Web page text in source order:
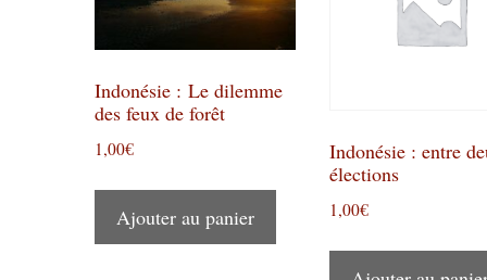
plus
ancien
Indonésie : Le dilemme
des feux de forêt
1,00€
Ajouter au panier
Indonésie : entre
élections
1,00€